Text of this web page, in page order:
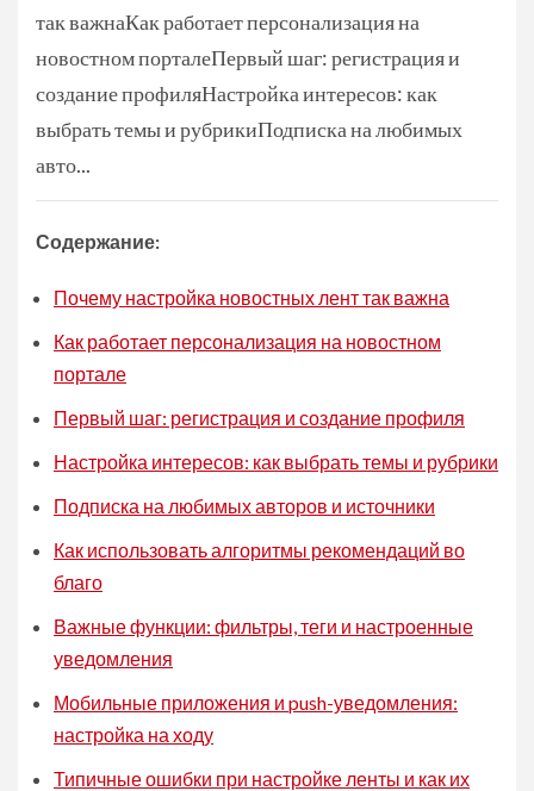
так важнаКак работает персонализация на
новостном порталеПервый шаг: регистрация и
создание профиляНастройка интересов: как
выбрать темы и рубрикиПодписка на любимых
авто...
Содержание:
Почему настройка новостных лент так важна
Как работает персонализация на новостном
портале
Первый шаг: регистрация и создание профиля
Настройка интересов: как выбрать темы и рубрики
Подписка на любимых авторов и источники
Как использовать алгоритмы рекомендаций во
благо
Важные функции: фильтры, теги и настроенные
уведомления
Мобильные приложения и push-уведомления:
настройка на ходу
Типичные ошибки при настройке ленты и как их